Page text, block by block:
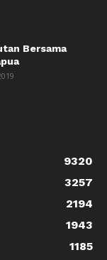
Bersama
9320
3257
2194
1943
1185